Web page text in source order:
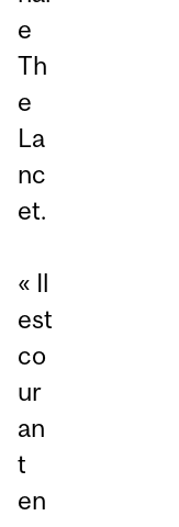
e
Th
e
La
nc
et.
« Il
est
co
ur
an
t
en